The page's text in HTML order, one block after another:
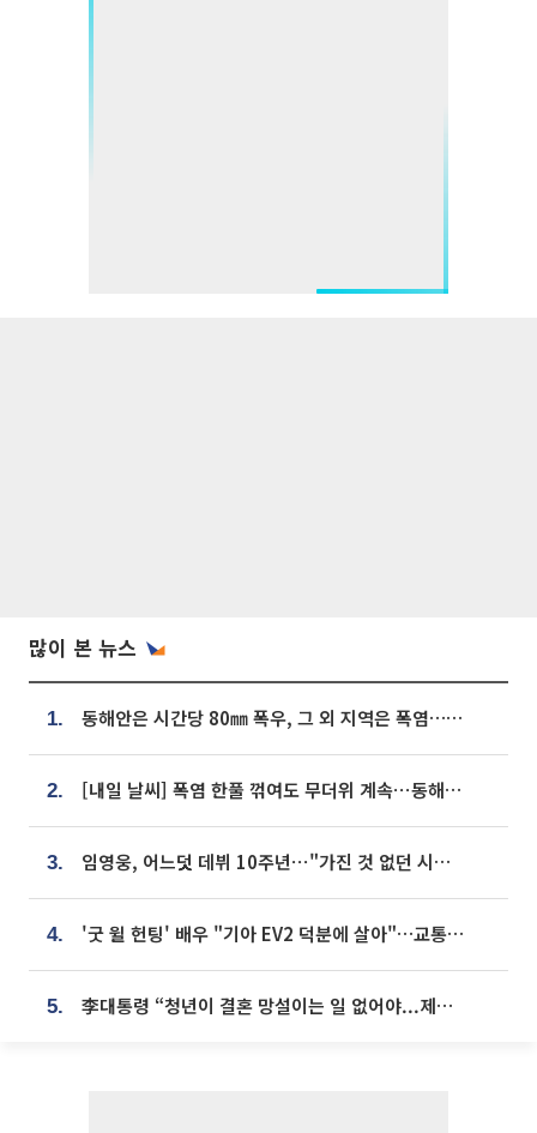
많이 본 뉴스
1. 동해안은 시간당 80㎜ 폭우, 그 외 지역은 폭염…‘극과 극 날씨’
2. [내일 날씨] 폭염 한풀 꺾여도 무더위 계속⋯동해안 이틀 연속 비
3. 임영웅, 어느덧 데뷔 10주년⋯"가진 것 없던 시절, 내 앞엔 20명의 팬뿐"
4. '굿 윌 헌팅' 배우 "기아 EV2 덕분에 살아"…교통사고 후 안전성 극찬
5. 李대통령 “청년이 결혼 망설이는 일 없어야...제도상 불이익 조사”